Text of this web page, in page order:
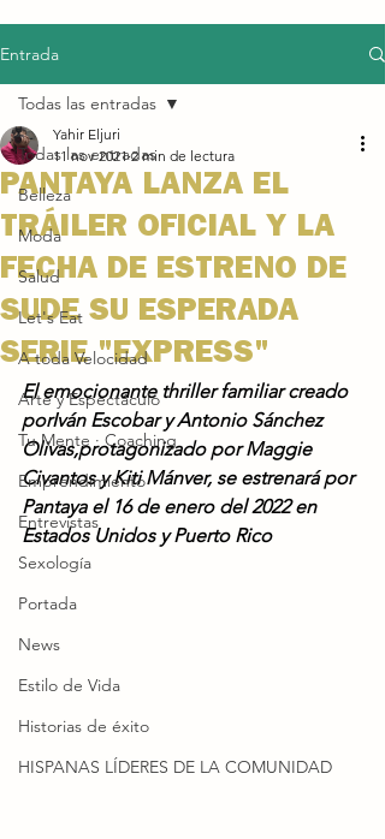
Entrada
Todas las entradas
Belleza
Moda
Salud
Let's Eat
A toda Velocidad
Arte y Espectáculo
Tu Mente · Coaching
Emprendimiento
Entrevistas
Sexología
Portada
News
Estilo de Vida
Historias de éxito
HISPANAS LÍDERES DE LA COMUNIDAD
Todas las entradas
PANTAYA LANZA EL
TRÁILER OFICIAL Y LA
FECHA DE ESTRENO DE
SUDE SU ESPERADA
SERIE "EXPRESS"
Yahir Eljuri
11 nov 2021 2 min de lectura
El emocionante thriller familiar creado
porIván Escobar y Antonio Sánchez
Olivas,protagonizado por Maggie
Civantos y Kiti Mánver, se estrenará por
Pantaya el 16 de enero del 2022 en
Estados Unidos y Puerto Rico